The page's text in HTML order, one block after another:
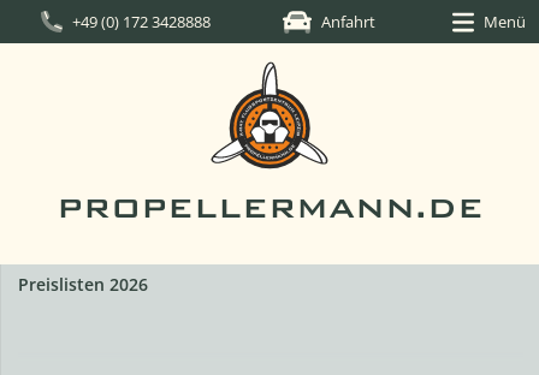
+49 (0) 172 3428888 Anfahrt Menü
PROPELLERMANN.DE
Preislisten 2026